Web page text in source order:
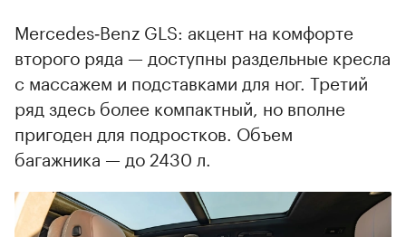
Mercedes‑Benz GLS: акцент на комфорте
второго ряда — доступны раздельные кресла
с массажем и подставками для ног. Третий
ряд здесь более компактный, но вполне
пригоден для подростков. Объем
багажника — до 2430 л.